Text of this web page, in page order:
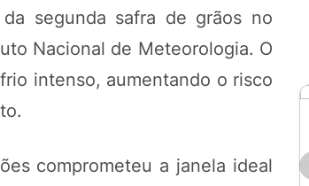
segunda safra de grãos no
Nacional de Meteorologia. O
intenso, aumentando o risco
comprometeu a janela ideal